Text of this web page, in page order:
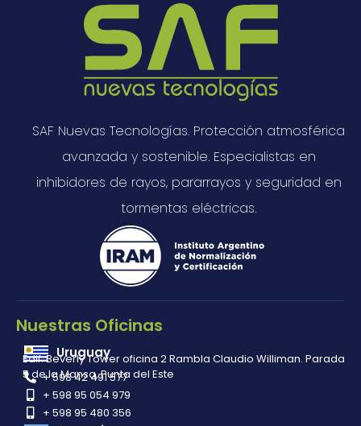
SAF Nuevas Tecnologías. Protección atmosférica
avanzada y sostenible. Especialistas en
inhibidores de rayos, pararrayos y seguridad en
tormentas eléctricas.
Nuestras Oficinas
Uruguay
Edif. Beverly Tower oficina 2 Rambla Claudio Williman. Parada
5 de la Mansa, Punta del Este
+ 598 42 491 577
+ 598 95 054 979
+ 598 95 480 356